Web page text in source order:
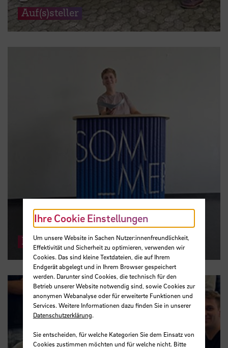
Auf(s)steller
Plakatheke
Ihre Cookie Einstellungen
Um unsere Website in Sachen Nutzer:innenfreundlichkeit,
Effektivität und Sicherheit zu optimieren, verwenden wir
Cookies. Das sind kleine Textdateien, die auf Ihrem
Endgerät abgelegt und in Ihrem Browser gespeichert
werden. Darunter sind Cookies, die technisch für den
Betrieb unserer Website notwendig sind, sowie Cookies zur
anonymen Webanalyse oder für erweiterte Funktionen und
Services. Weitere Informationen dazu finden Sie in unserer
Datenschutzerklärung.
Sie entscheiden, für welche Kategorien Sie dem Einsatz von
Cookies zustimmen möchten und für welche nicht. Bitte